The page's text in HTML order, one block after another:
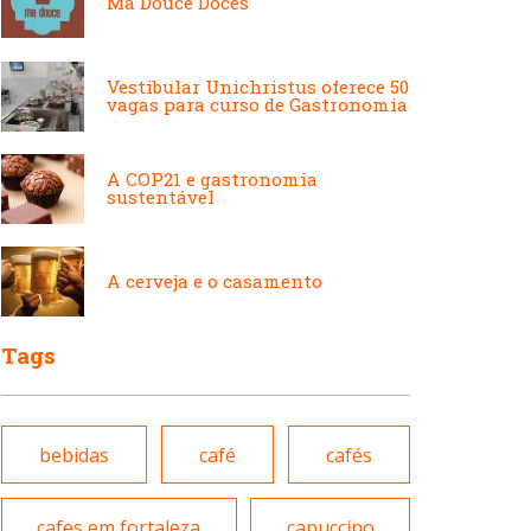
Hamburguerias e
Lanchonetes
Japonesa e Oriental
Lanchonetes
Padarias e Confeitarias
Peixes e Frutos do Mar
Vestibular Unichristus oferece 50
vagas para curso de Gastronomia
A COP21 e gastronomia
sustentável
A cerveja e o casamento
Tags
bebidas café cafés